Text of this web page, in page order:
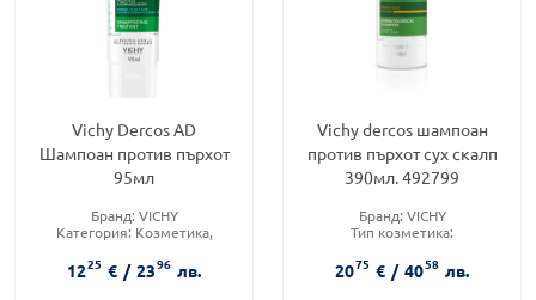
Vichy Dercos AD
Шампоан против пърхот
95мл
Бранд: VICHY
Категория: Козметика,
Продуктова линия: DERCOS
1225 € / 2396 лв.
Vichy dercos шампоан
против пърхот сух скалп
390мл. 492799
Бранд: VICHY
Тип козметика:
Тип коса:Пърхот
2075 € / 4058 лв.